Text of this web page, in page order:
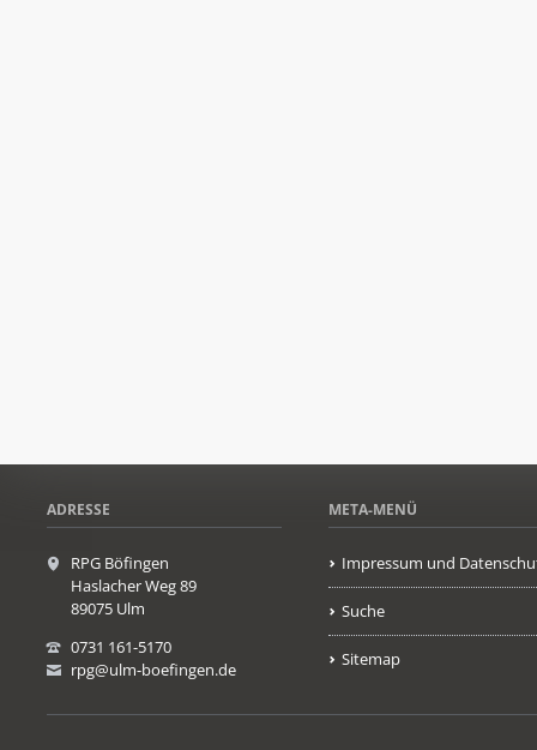
ADRESSE
RPG Böfingen
Haslacher Weg 89
89075 Ulm
0731 161-5170
rpg@ulm-boefingen.de
META-MENÜ
Impressum und
Suche
Sitemap